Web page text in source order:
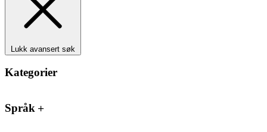
Lukk avansert søk
Kategorier
Språk